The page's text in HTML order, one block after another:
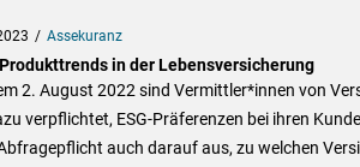
Assekuranz
in der Lebensversicherung
2. August 2022 sind Vermittler*innen von
verpflichtet, ESG-Präferenzen bei ihren
auch darauf aus, zu welchen